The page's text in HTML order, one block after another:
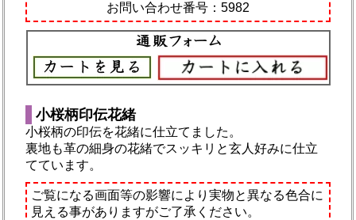
お問い合わせ番号：5982
小桜柄印伝花緒
小桜柄の印伝を花緒に仕立てました。
裏地も革の細身の花緒でスッキリと玄人好みに仕立
てています。
ご覧になる画面等の影響により実物と異なる色合に
見える事がありますがご了承ください。